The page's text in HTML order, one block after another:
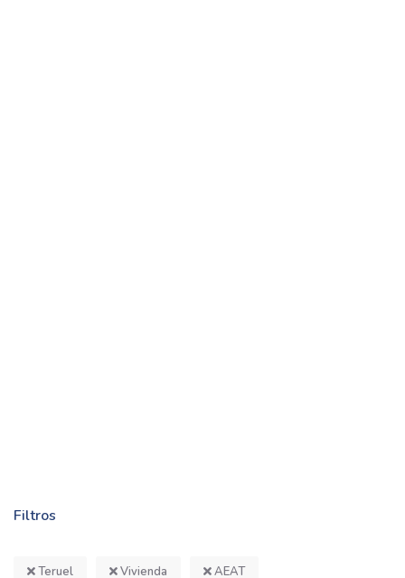
Filtros
Teruel Vivienda AEAT